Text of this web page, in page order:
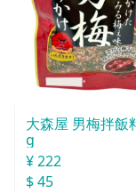
大森屋 男梅拌飯
g
¥ 222
$ 45